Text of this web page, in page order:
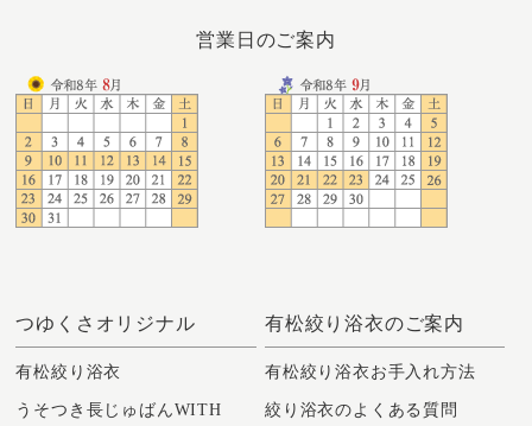
営業日のご案内
つゆくさオリジナル
有松絞り浴衣
うそつき長じゅばんWITH
有松絞り浴衣のご案内
有松絞り浴衣お手入れ方法
絞り浴衣のよくある質問